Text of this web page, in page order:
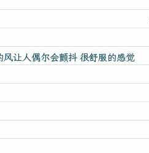
让人偶尔会颤抖 很舒服的感觉